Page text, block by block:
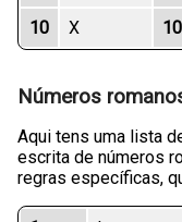
10
X
Números
Aqui tens uma lista
escrita de números
regras específicas,